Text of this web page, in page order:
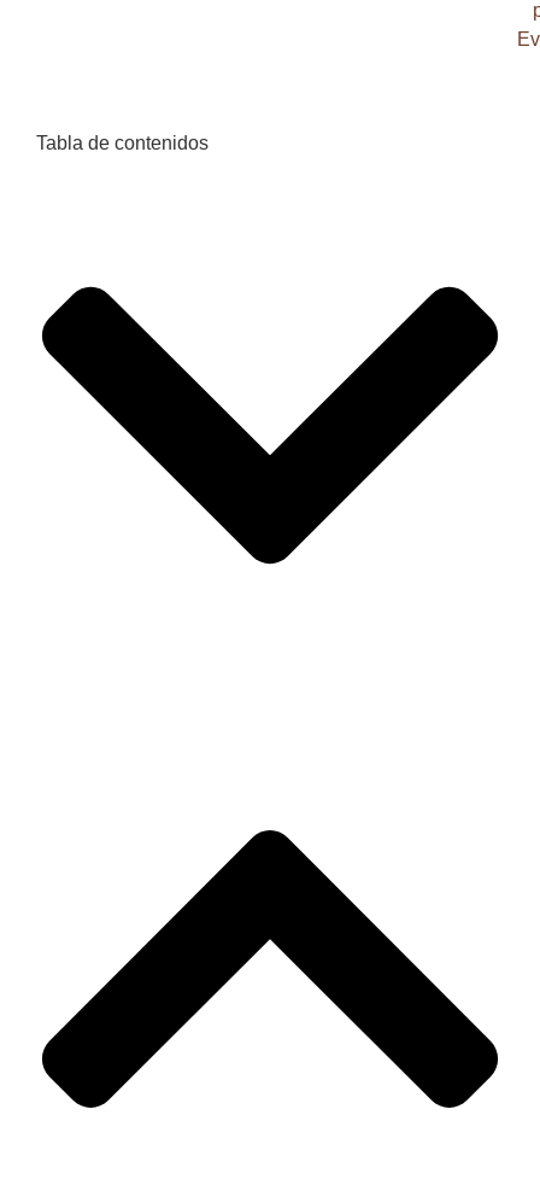
Tabla de contenidos